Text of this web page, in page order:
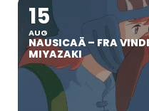
15
AUG
NAUSICAÄ – FRA
MIYAZAKI